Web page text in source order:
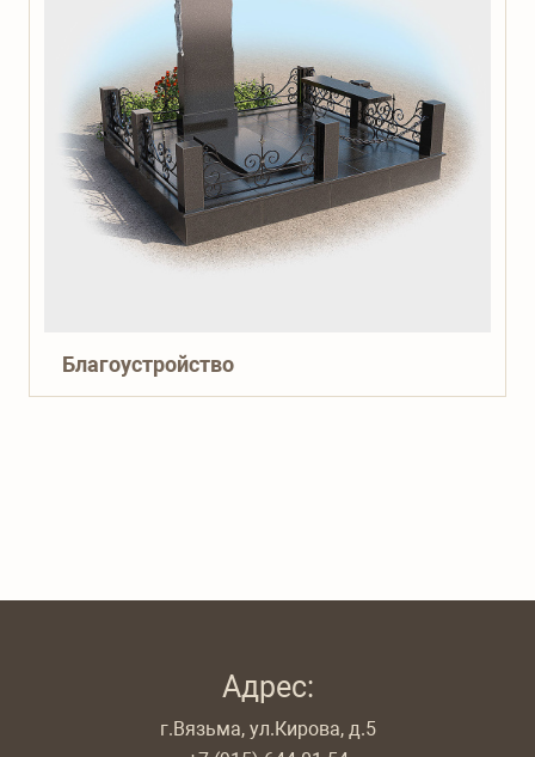
Благоустройство
Адрес:
г.Вязьма, ул.Кирова, д.5